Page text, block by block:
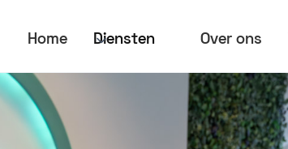
Home Diensten Over ons